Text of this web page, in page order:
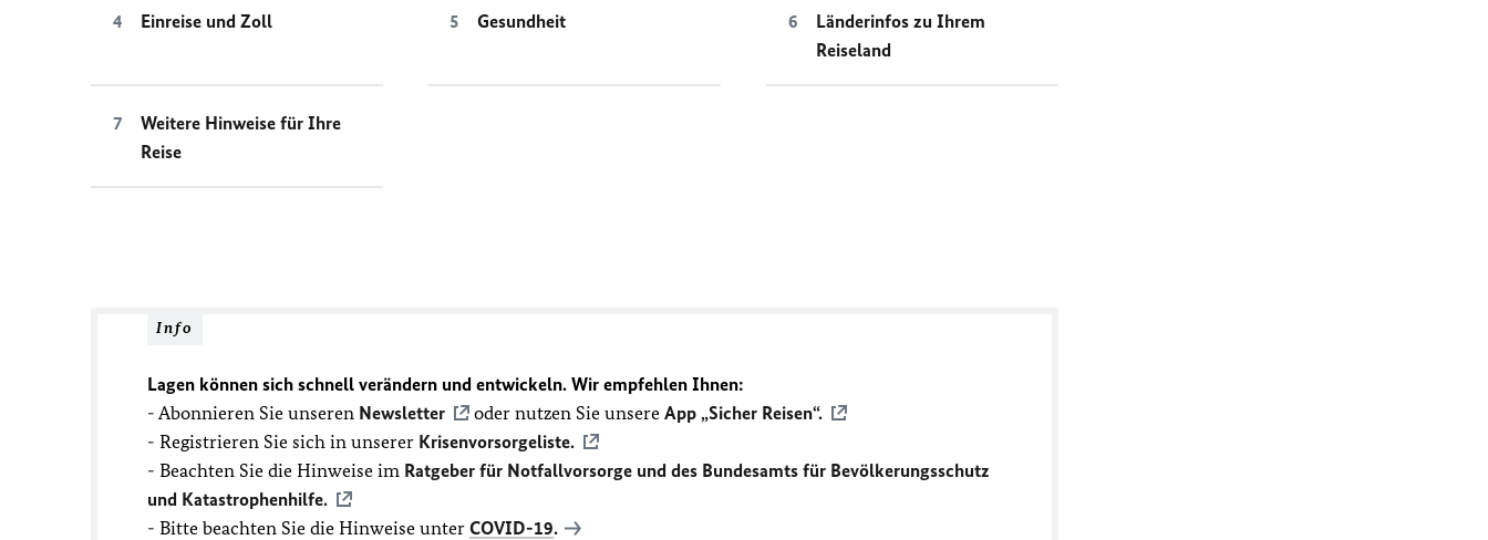
Einreise und Zoll Gesundheit
Länderinfos zu Ihrem
Reiseland
Weitere Hinweise für Ihre
Reise
Info
Lagen können sich schnell verändern und entwickeln. Wir empfehlen Ihnen:
- Abonnieren Sie unseren Newsletter oder nutzen Sie unsere App „Sicher Reisen“.
- Registrieren Sie sich in unserer Krisenvorsorgeliste.
- Beachten Sie die Hinweise im Ratgeber für Notfallvorsorge und des Bundesamts für Bevölkerungsschutz
und Katastrophenhilfe.
- Bitte beachten Sie die Hinweise unter COVID-19.